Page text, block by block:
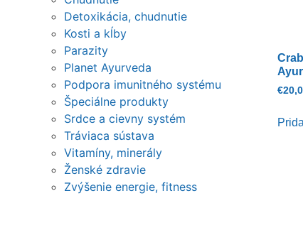
Detoxikácia, chudnutie
Kosti a kĺby
Parazity
Planet Ayurveda
Podpora imunitného systému
Špeciálne produkty
Srdce a cievny systém
Tráviaca sústava
Vitamíny, minerály
Ženské zdravie
Zvýšenie energie, fitness
€